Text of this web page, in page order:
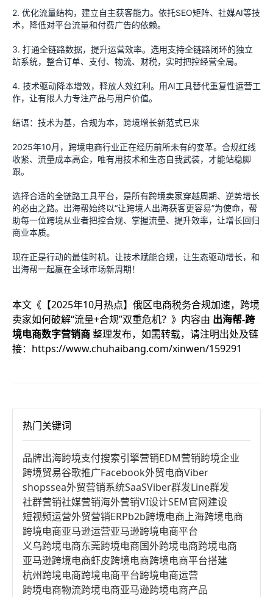
2. 优化流量结构，建立自主获客能力。依托SEO矩阵、社媒AI等技
术，降低对平台流量和付费广告的依赖。
3. 打通全链路数据，提升运营效率。选用支持全链路闭环的独立
站系统，整合订单、支付、物流、财税，实时把控经营全局。
4. 技术驱动降本增效，释放人效红利。用AI工具替代重复性运营工
作，让有限人力专注产品与用户价值。
结语：技术为基，合规为本，跨境增长新范式已来
2025年10月，跨境电商行业正在经历前所未有的变革。合规红线
收紧、流量成本高企，唯有用技术和生态自我武装，才能站稳脚
跟。
选择合适的全链路工具平台，是所有跨境卖家穿越周期、逆势增长
的必由之路。出海帮始终以“让跨境人出海获客更容易”为使命，帮
助每一位跨境从业者把控合规、掌握流量、提升效率，让增长回归
商业本质。
现在正是行动的最佳时机。让技术赋能合规，让生态驱动增长，和
出海帮一起赢在全球市场新周期！
本文《 【2025年10月热点】俄区电商税务合规加速，跨境
卖家如何破解“流量+合规”双重危机？ 》内容由 出海帮-跨
境电商数字营销商整理发布，如需转载，请注明出处及链
接： https://www.chuhaibang.com/xinwen/159291
热门关键词
品牌出海跨境支付搜索引擎营销EDM营销跨境企业
跨境贸易谷歌推广Facebook外贸电商Viber
shopssea外贸营销系统SaaSViber群发Line群发
社群营销社媒营销海外营销VI设计SEM官网建设
短视频运营外贸营销ERPb2b跨境电商上海跨境电商
跨境电商亚马逊运营亚马逊跨境电商平台
义乌跨境电商东莞跨境电商国外跨境电商跨境电商
亚马逊跨境电商虾皮跨境电商跨境电商平台搭建
杭州跨境电商跨境电商平台跨境电商运营
跨境电商物流跨境电商亚马逊跨境电商产品